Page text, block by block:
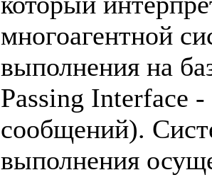
многоагентной
выполнения на
Passing Interface
сообщений).
выполнения